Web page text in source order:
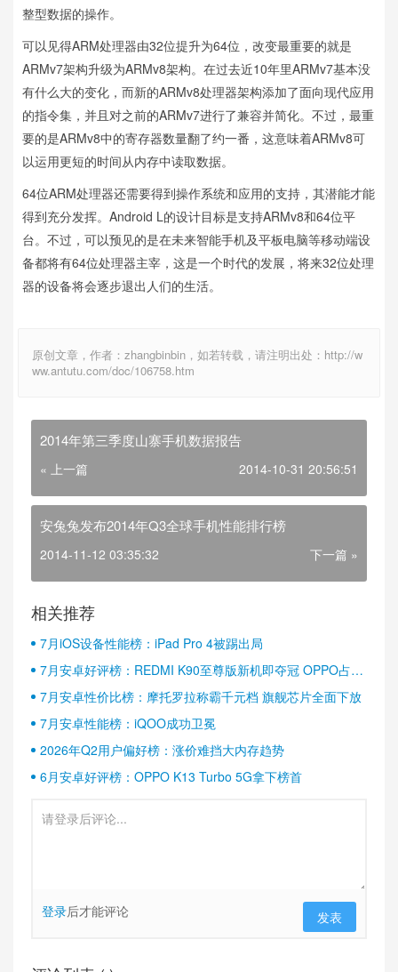
整型数据的操作。
可以见得ARM处理器由32位提升为64位，改变最重要的就是
ARMv7架构升级为ARMv8架构。在过去近10年里ARMv7基本没
有什么大的变化，而新的ARMv8处理器架构添加了面向现代应用
的指令集，并且对之前的ARMv7进行了兼容并简化。不过，最重
要的是ARMv8中的寄存器数量翻了约一番，这意味着ARMv8可
以运用更短的时间从内存中读取数据。
64位ARM处理器还需要得到操作系统和应用的支持，其潜能才能
得到充分发挥。Android L的设计目标是支持ARMv8和64位平
台。不过，可以预见的是在未来智能手机及平板电脑等移动端设
备都将有64位处理器主宰，这是一个时代的发展，将来32位处理
器的设备将会逐步退出人们的生活。
原创文章，作者：zhangbinbin，如若转载，请注明出处：http://w
ww.antutu.com/doc/106758.htm
2014年第三季度山寨手机数据报告
« 上一篇 2014-10-31 20:56:51
安兔兔发布2014年Q3全球手机性能排行榜
2014-11-12 03:35:32 下一篇 »
相关推荐
7月iOS设备性能榜：iPad Pro 4被踢出局
7月安卓好评榜：REDMI K90至尊版新机即夺冠 OPPO占据
半壁江山
7月安卓性价比榜：摩托罗拉称霸千元档 旗舰芯片全面下放
7月安卓性能榜：iQOO成功卫冕
2026年Q2用户偏好榜：涨价难挡大内存趋势
6月安卓好评榜：OPPO K13 Turbo 5G拿下榜首
登录后才能评论 发表